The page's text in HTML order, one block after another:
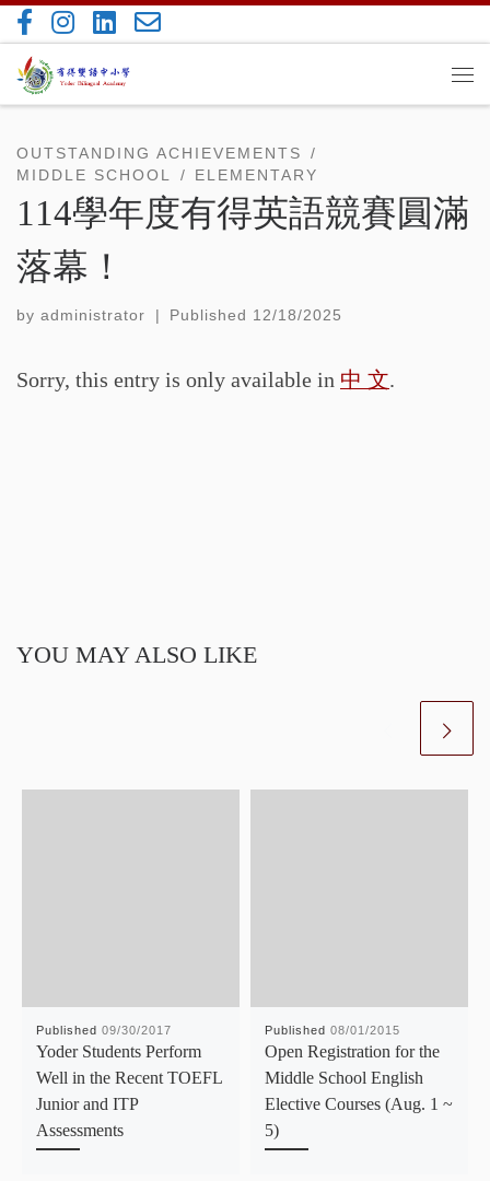
Skip to content
OUTSTANDING ACHIEVEMENTS
MIDDLE SCHOOL
ELEMENTARY
114學年度有得英語競賽圓滿
落幕！
by administrator Published 12/18/2025
Sorry, this entry is only available in 中 文.
YOU MAY ALSO LIKE
Published 09/30/2017
Yoder Students Perform
Well in the Recent TOEFL
Junior and ITP
Assessments
Published 08/01/2015
Open Registration for the
Middle School English
Elective Courses (Aug. 1 ~
5)